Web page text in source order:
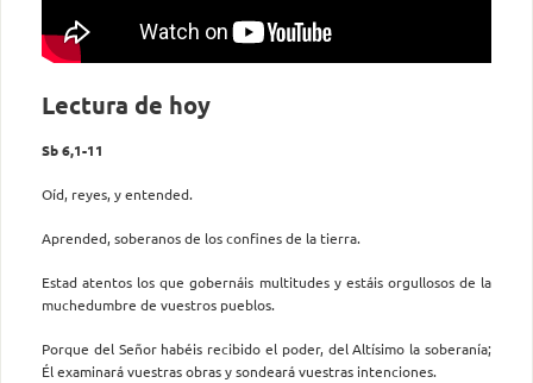
Lectura de hoy
Sb 6,1-11
Oíd, reyes, y entended.
Aprended, soberanos de los confines de la tierra.
Estad atentos los que gobernáis multitudes y estáis orgullosos de la
muchedumbre de vuestros pueblos.
Porque del Señor habéis recibido el poder, del Altísimo la soberanía;
Él examinará vuestras obras y sondeará vuestras intenciones.